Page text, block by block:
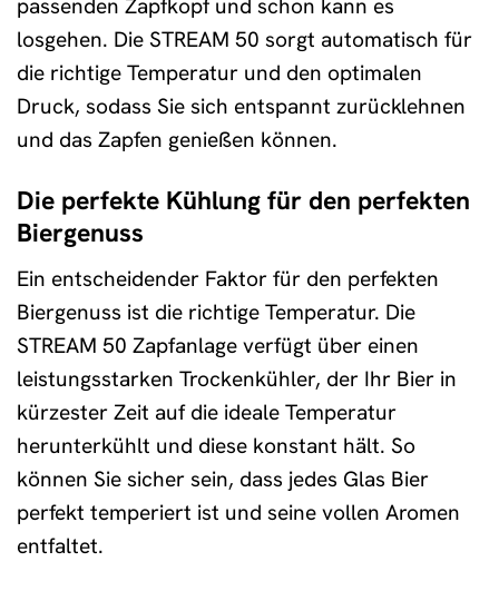
passenden Zapfkopf und schon kann es
losgehen. Die STREAM 50 sorgt automatisch für
die richtige Temperatur und den optimalen
Druck, sodass Sie sich entspannt zurücklehnen
und das Zapfen genießen können.
Die perfekte Kühlung für den perfekten
Biergenuss
Ein entscheidender Faktor für den perfekten
Biergenuss ist die richtige Temperatur. Die
STREAM 50 Zapfanlage verfügt über einen
leistungsstarken Trockenkühler, der Ihr Bier in
kürzester Zeit auf die ideale Temperatur
herunterkühlt und diese konstant hält. So
können Sie sicher sein, dass jedes Glas Bier
perfekt temperiert ist und seine vollen Aromen
entfaltet.